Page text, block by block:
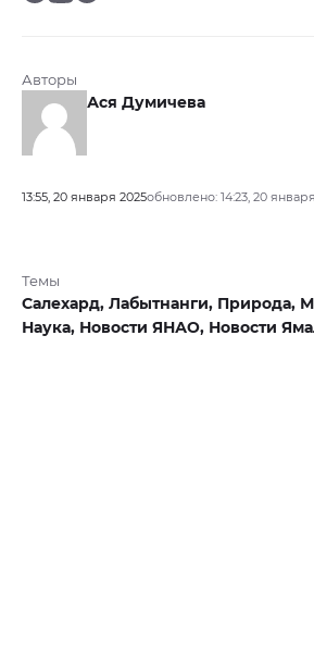
Авторы
Ася Думичева
13:55, 20 января 2025обновлено: 14:23, 20
Темы
Салехард, Лабытнанги, Природа,
Наука, Новости ЯНАО, Новости